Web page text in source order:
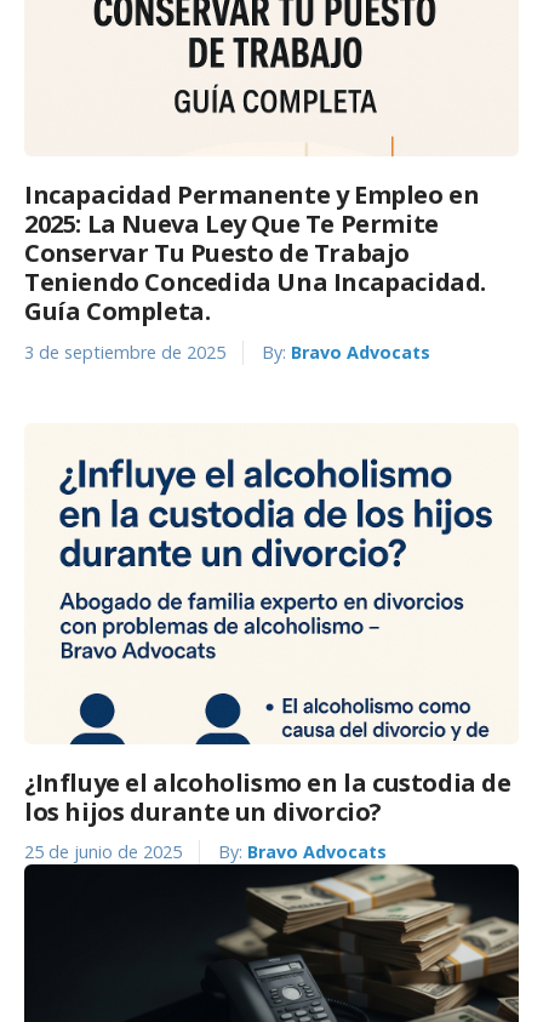
Incapacidad Permanente y Empleo en
2025: La Nueva Ley Que Te Permite
Conservar Tu Puesto de Trabajo
Teniendo Concedida Una Incapacidad.
Guía Completa.
3 de septiembre de 2025 By: Bravo Advocats
¿Influye el alcoholismo en la custodia de
los hijos durante un divorcio?
25 de junio de 2025 By: Bravo Advocats